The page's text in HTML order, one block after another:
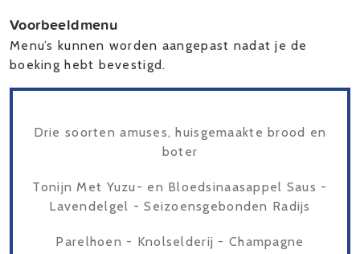
Voorbeeldmenu
Menu’s kunnen worden aangepast nadat je de
boeking hebt bevestigd.
Drie soorten amuses, huisgemaakte brood en
boter
Tonijn Met Yuzu- en Bloedsinaasappel Saus -
Lavendelgel - Seizoensgebonden Radijs
Parelhoen - Knolselderij - Champagne